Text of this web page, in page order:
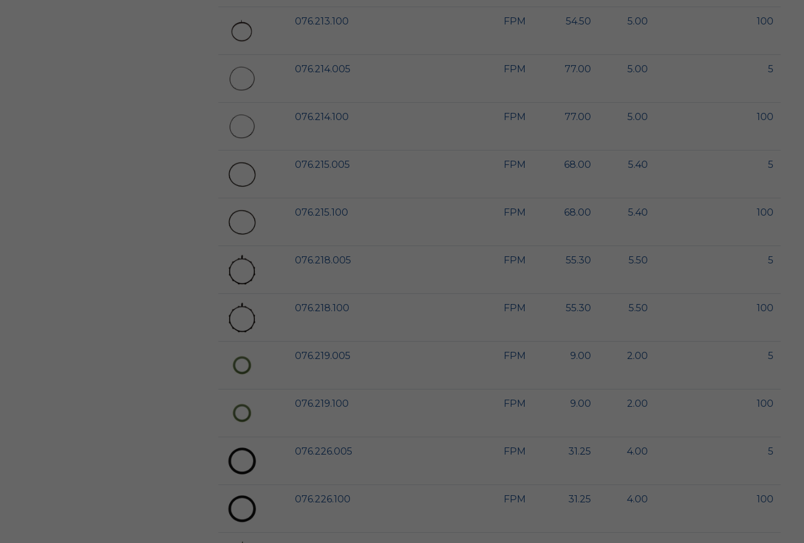
076.213.100 FPM 54.50 5.00 100
076.214.005 FPM 77.00 5.00 5
076.214.100 FPM 77.00 5.00 100
076.215.005 FPM 68.00 5.40 5
076.215.100 FPM 68.00 5.40 100
076.218.005 FPM 55.30 5.50 5
076.218.100 FPM 55.30 5.50 100
076.219.005 FPM 9.00 2.00 5
076.219.100 FPM 9.00 2.00 100
076.226.005 FPM 31.25 4.00 5
076.226.100 FPM 31.25 4.00 100